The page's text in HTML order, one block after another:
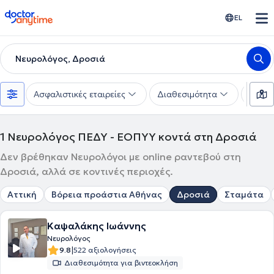
doctoranytime EL
Νευρολόγος, Δροσιά
Ασφαλιστικές εταιρείες Διαθεσιμότητα
1 Νευρολόγος ΠΕΔΥ - ΕΟΠΥΥ κοντά στη Δροσιά
Δεν βρέθηκαν Νευρολόγοι με online ραντεβού στη
Δροσιά, αλλά σε κοντινές περιοχές.
Αττική Βόρεια προάστια Αθήνας Δροσιά Σταμάτα
Καψαλάκης Ιωάννης
Νευρολόγος
9.8|522 αξιολογήσεις
Διαθεσιμότητα για βιντεοκλήση